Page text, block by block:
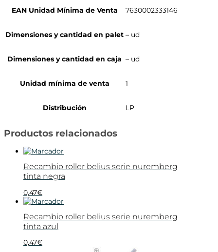
EAN Unidad Mínima de Venta 7630002333146
Dimensiones y cantidad en palet – ud
Dimensiones y cantidad en caja – ud
Unidad mínima de venta 1
Distribución LP
Productos relacionados
Recambio roller belius serie nuremberg
tinta negra
0,47€
Recambio roller belius serie nuremberg
tinta azul
0,47€